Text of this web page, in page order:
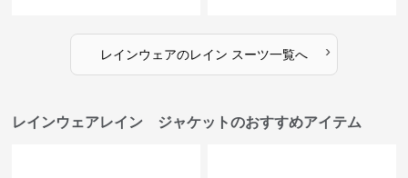
レインウェアのレイン スーツ一覧へ ›
レインウェアレイン ジャケットのおすすめアイテム